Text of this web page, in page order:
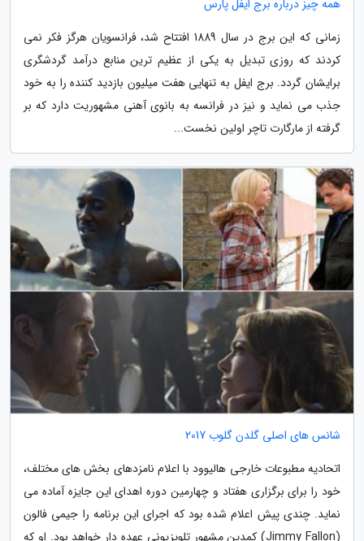
همه چیز درباره برج ایفل پارس
زمانی که این برج در سال 1889 افتتاح شد، فرانسویان هرگز فکر نمی
کردند که روزی تبدیل به یکی از عظیم ترین منابع درآمد گردشگری
برایشان گردد. برج ایفل به تنهایی هفت میلیون بازدید کننده را به خود
جذب می نماید و نیز در فرانسه به بانوی آهنی مشهوریت دارد که بر
گرفته از مارگارت تاچر اولین نخست...
شانس های اصلی گلدن گلوب 2017
اتحادیه مطبوعات خارجی هالیوود با اعلام نامزدهای بخش های مختلف،
خود را برای برگزاری هفتاد و چهارمین دوره اهدای این جایزه آماده می
نماید. چندی پیش اعلام شده بود که اجرای این برنامه را جیمی فالون
(Jimmy Fallon) کمدین مشهور تلویزیونی عهده دار خواهد بود. او که